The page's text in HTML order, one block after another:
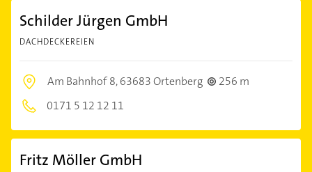
Schilder Jürgen GmbH
DACHDECKEREIEN
Am Bahnhof 8,63683 Ortenberg
256 m
0171 5 12 12 11
Fritz Möller GmbH